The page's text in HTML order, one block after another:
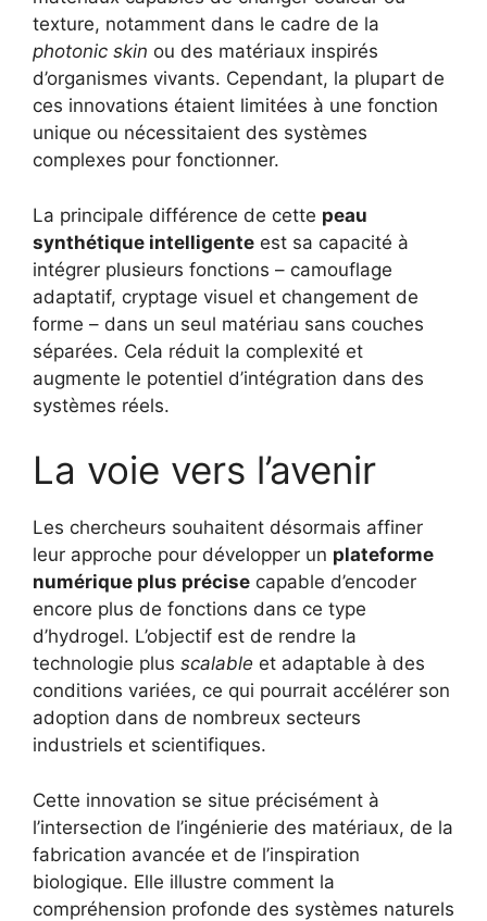
texture, notamment dans le cadre de la
photonic skin ou des matériaux inspirés
d’organismes vivants. Cependant, la plupart de
ces innovations étaient limitées à une fonction
unique ou nécessitaient des systèmes
complexes pour fonctionner.
La principale différence de cette peau
synthétique intelligente est sa capacité à
intégrer plusieurs fonctions – camouflage
adaptatif, cryptage visuel et changement de
forme – dans un seul matériau sans couches
séparées. Cela réduit la complexité et
augmente le potentiel d’intégration dans des
systèmes réels.
La voie vers l’avenir
Les chercheurs souhaitent désormais affiner
leur approche pour développer un plateforme
numérique plus précise capable d’encoder
encore plus de fonctions dans ce type
d’hydrogel. L’objectif est de rendre la
technologie plus scalable et adaptable à des
conditions variées, ce qui pourrait accélérer son
adoption dans de nombreux secteurs
industriels et scientifiques.
Cette innovation se situe précisément à
l’intersection de l’ingénierie des matériaux, de la
fabrication avancée et de l’inspiration
biologique. Elle illustre comment la
compréhension profonde des systèmes naturels